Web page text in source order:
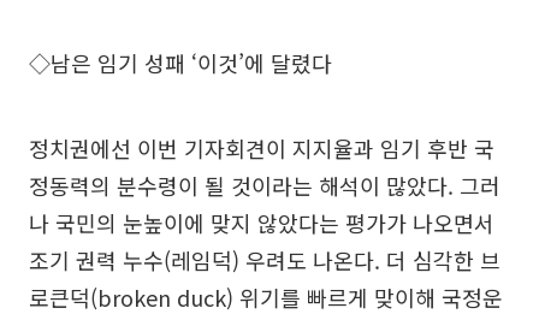
◇남은 임기 성패 ‘이것’에 달렸다
정치권에선 이번 기자회견이 지지율과 임기 후반 국
정동력의 분수령이 될 것이라는 해석이 많았다. 그러
나 국민의 눈높이에 맞지 않았다는 평가가 나오면서
조기 권력 누수(레임덕) 우려도 나온다. 더 심각한 브
로큰덕(broken duck) 위기를 빠르게 맞이해 국정운